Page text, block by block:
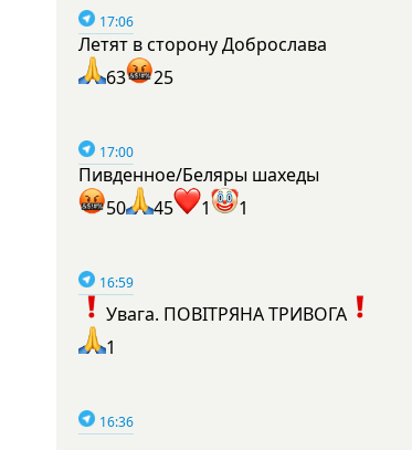
17:06
Летят в сторону Доброслава
63
25
17:00
Пивденное/Беляры шахеды
50
45 1 1
16:59
Увага. ПОВІТРЯНА ТРИВОГА
1
16:36